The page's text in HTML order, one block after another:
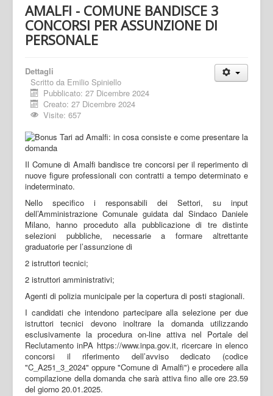
AMALFI - COMUNE BANDISCE 3
CONCORSI PER ASSUNZIONE DI
PERSONALE
Dettagli
Scritto da Emilio Spiniello
Pubblicato: 27 Dicembre 2024
Creato: 27 Dicembre 2024
Visite: 657
Il Comune di Amalfi bandisce tre concorsi per il reperimento di
nuove figure professionali con contratti a tempo determinato e
indeterminato.
Nello specifico i responsabili dei Settori, su input
dell’Amministrazione Comunale guidata dal Sindaco Daniele
Milano, hanno proceduto alla pubblicazione di tre distinte
selezioni pubbliche, necessarie a formare altrettante
graduatorie per l’assunzione di
2 istruttori tecnici;
2 istruttori amministrativi;
Agenti di polizia municipale per la copertura di posti stagionali.
I candidati che intendono partecipare alla selezione per due
istruttori tecnici devono inoltrare la domanda utilizzando
esclusivamente la procedura on-line attiva nel Portale del
Reclutamento inPA https://www.inpa.gov.it, ricercare in elenco
concorsi il riferimento dell’avviso dedicato (codice
"C_A251_3_2024" oppure "Comune di Amalfi") e procedere alla
compilazione della domanda che sarà attiva fino alle ore 23.59
del giorno 20.01.2025.